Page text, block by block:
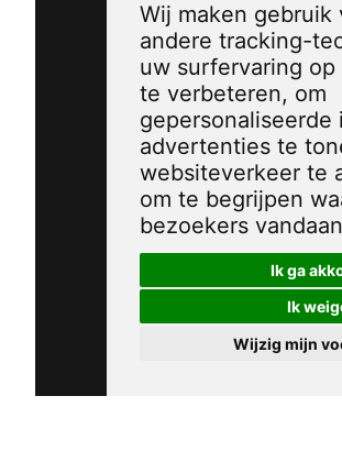
Wij maken gebruik
andere tracking-
uw surfervaring
te verbeteren, om
gepersonaliseerde
advertenties te
websiteverkeer te
om te begrijpen
bezoekers
Ik ga
Ik
Wijzig mijn